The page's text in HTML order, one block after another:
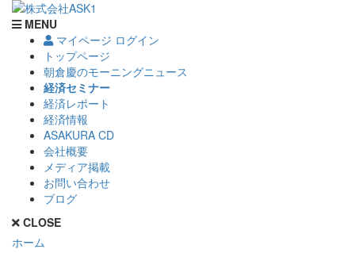
MENU
マイページ ログイン
トップページ
朝倉慶のモーニングニュース
経済セミナー
経済レポート
経済情報
ASAKURA CD
会社概要
メディア掲載
お問い合わせ
ブログ
CLOSE
ホーム